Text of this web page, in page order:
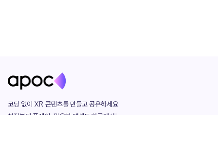
코딩 없이 XR 콘텐츠를 만들고 공유하세요.
창작부터 플레이, 필요한 애셋도 한곳에서!